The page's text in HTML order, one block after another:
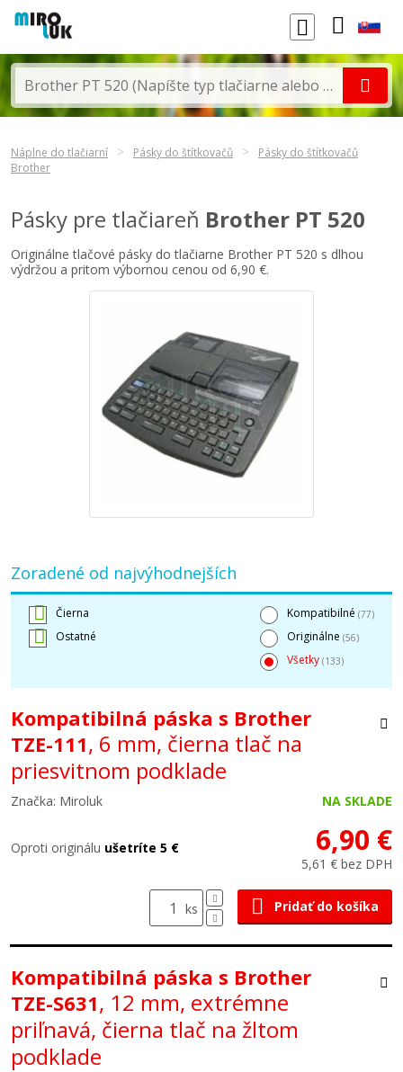
Náplne do tlačiarní Pásky do štítkovačů
Pásky do štítkovačů
Brother
Pásky pre tlačiareň Brother PT 520
Originálne tlačové pásky do tlačiarne Brother PT 520 s dlhou
výdržou a pritom výbornou cenou od 6,90 €.
Zoradené od najvýhodnejších
Čierna
Ostatné
Kompatibilné (77)
Originálne (56)
Všetky (133)
Kompatibilná páska s Brother
TZE-111, 6 mm, čierna tlač na
priesvitnom podklade
Značka: Miroluk NA SKLADE
Oproti originálu ušetríte 5 € 6,90 €
5,61 € bez DPH
ks Pridať do košíka
Kompatibilná páska s Brother
TZE-S631, 12 mm, extrémne
priľnavá, čierna tlač na žltom
podklade